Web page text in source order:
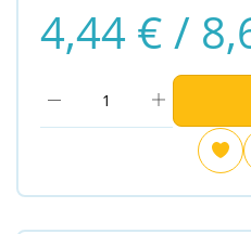
4,44 € /